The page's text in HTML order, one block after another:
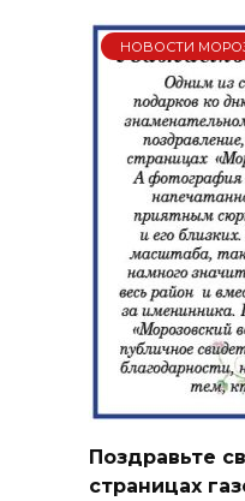
НОВОСТИ
Поздравьте
страницах